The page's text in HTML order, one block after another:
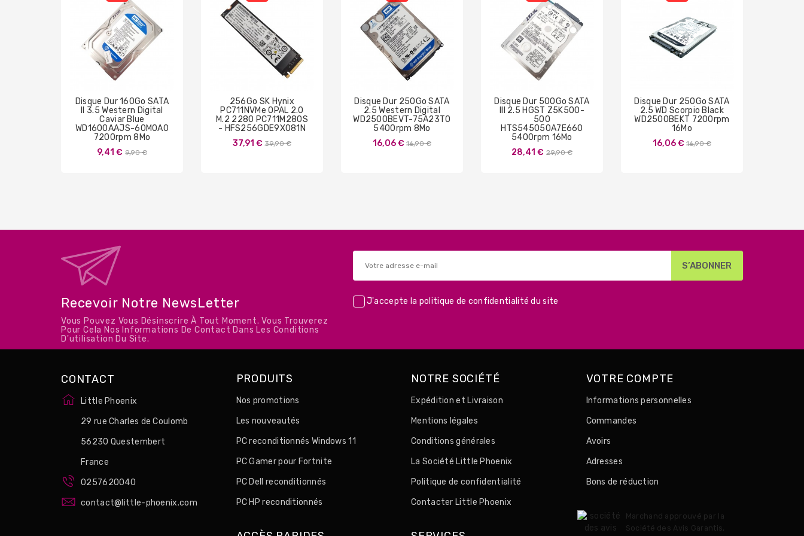
Disque Dur 160Go SATA
II 3.5 Western Digital
Caviar Blue
WD1600AAJS-60M0A0
7200rpm 8Mo
9,41 € Prix
9,90 €
256Go SK Hynix
PC711NVMe OPAL 2.0
M.2 2280 PC711M280S
- HFS256GDE9X081N
37,91 € Prix
39,90 €
Disque Dur 250Go SATA
2.5 Western Digital
WD2500BEVT-75A23T0
5400rpm 8Mo
16,06 € Prix
16,90 €
Disque Dur 500Go SATA
III 2.5 HGST Z5K500-
500
HTS545050A7E660
5400rpm 16Mo
28,41 € Prix
29,90 €
Disque Dur 250Go SATA
2.5 WD Scorpio Black
WD2500BEKT 7200rpm
16Mo
16,06 € Prix
16,90 €
Recevoir Notre NewsLetter
Vous Pouvez Vous Désinscrire À Tout Moment. Vous Trouverez
Pour Cela Nos Informations De Contact Dans Les Conditions
D'utilisation Du Site.
J'accepte la politique de confidentialité du site
CONTACT
Little Phoenix
29 rue Charles de Coulomb
56230 Questembert
France
0257620040
contact@little-phoenix.com
PRODUITS
Nos promotions
Les nouveautés
PC reconditionnés Windows 11
PC Gamer pour Fortnite
PC Dell reconditionnés
PC HP reconditionnés
NOTRE SOCIÉTÉ
Expédition et Livraison
Mentions légales
Conditions générales
La Société Little Phoenix
Politique de confidentialité
Contacter Little Phoenix
VOTRE COMPTE
Informations personnelles
Commandes
Avoirs
Adresses
Bons de réduction
Marchand approuvé par la
Société des Avis Garantis,